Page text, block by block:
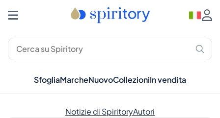
SfogliaMarcheNuovoCollezioniIn vendita
Notizie di SpiritoryAutori